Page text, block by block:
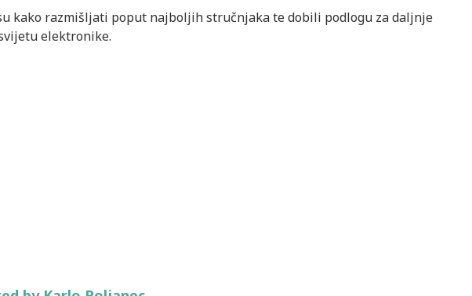
kako razmišljati poput najboljih stručnjaka te dobili podlogu za daljnje
elektronike.